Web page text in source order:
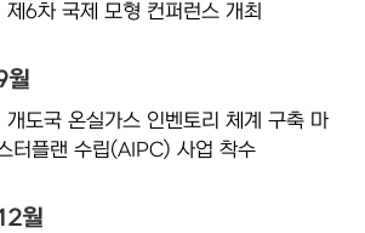
제6차 국제 모형 컨퍼런스 개최
월
개도국 온실가스 인벤토리 체계 구축 마
터플랜 수립(AIPC) 사업 착수
월